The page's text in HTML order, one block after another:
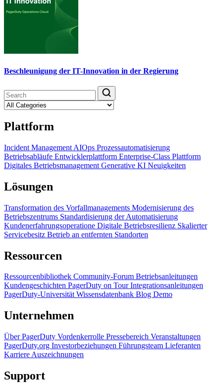
Beschleunigung der IT-Innovation in der Regierung
Plattform
Incident Management AIOps Prozessautomatisierung
Betriebsabläufe Entwicklerplattform Enterprise-Class Plattform
Digitales Betriebsmanagement Generative KI Neuigkeiten
Lösungen
Transformation des Vorfallmanagements Modernisierung des
Betriebszentrums Standardisierung der Automatisierung
Kundenerfahrungsoperatione Digitale Betriebsresilienz Skalierter
Servicebesitz Betrieb an entfernten Standorten
Ressourcen
Ressourcenbibliothek Community-Forum Betriebsanleitungen
Kundengeschichten PagerDuty on TourIntegrationsanleitungen
PagerDuty-UniversitätWissensdatenbank Blog Demo
Unternehmen
Über PagerDuty Vordenkerrolle Pressebereich Veranstaltungen
PagerDuty.org Investorbeziehungen Führungsteam Lieferanten
Karriere Auszeichnungen
Support